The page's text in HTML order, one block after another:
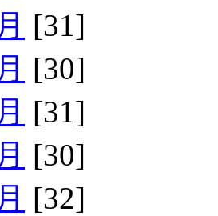
[31]
[30]
[31]
[30]
[32]